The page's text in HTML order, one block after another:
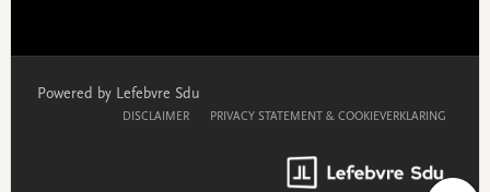
Powered by Lefebvre Sdu
DISCLAIMER PRIVACY STATEMENT & COOKIEVERKLARING